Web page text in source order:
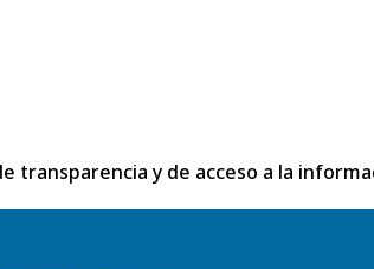
transparencia y de acceso a la